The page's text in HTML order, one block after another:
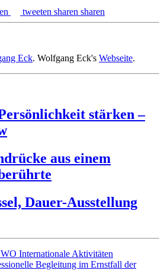
tweeten sharen sharen
Eck. Wolfgang Eck's Webseite.
stärken –
aus einem
Dauer-Ausstellung
Internationale Aktivitäten
Begleitung im Ernstfall der